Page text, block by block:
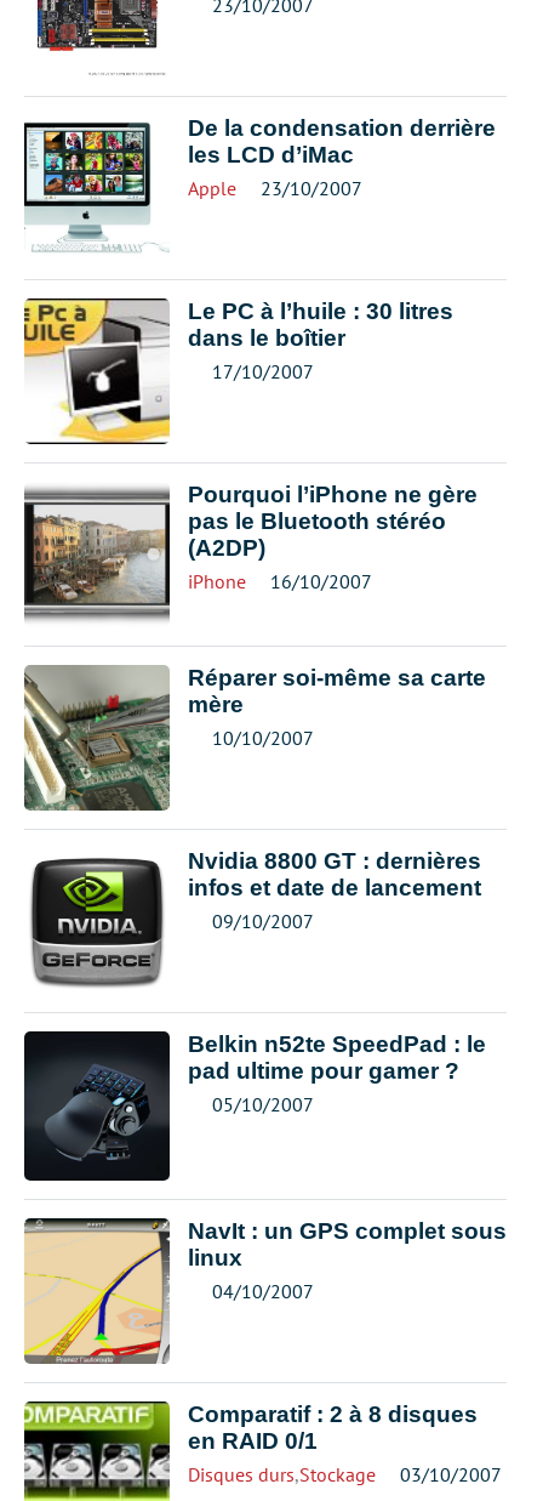
23/10/2007
De la condensation derrière
les LCD d’iMac
Apple 23/10/2007
Le PC à l’huile : 30 litres
dans le boîtier
17/10/2007
Pourquoi l’iPhone ne gère
pas le Bluetooth stéréo
(A2DP)
iPhone 16/10/2007
Réparer soi-même sa carte
mère
10/10/2007
Nvidia 8800 GT : dernières
infos et date de lancement
09/10/2007
Belkin n52te SpeedPad : le
pad ultime pour gamer ?
05/10/2007
NavIt : un GPS complet sous
linux
04/10/2007
Comparatif : 2 à 8 disques
en RAID 0/1
Disques durs,Stockage 03/10/2007